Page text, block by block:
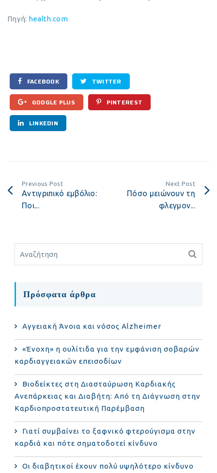
Πηγή: health.com
FACEBOOK TWITTER
GOOGLE PLUS PINTEREST
LINKEDIN
Previous Post
Αντιγριπικό εμβόλιο:
Ποι...
Next Post
Πόσο μειώνουν τη
φλεγμον...
Πρόσφατα άρθρα
Αγγειακή Άνοια και νόσος Alzheimer
«Ένοχη» η ουλίτιδα για την εμφάνιση σοβαρών
καρδιαγγειακών επεισοδίων
Βιοδείκτες στη Διασταύρωση Καρδιακής
Ανεπάρκειας και Διαβήτη: Από τη Διάγνωση στην
Καρδιοπροστατευτική Παρέμβαση
Γιατί συμβαίνει το ξαφνικό φτερούγισμα στην
καρδιά και πότε σηματοδοτεί κίνδυνο
Οι διαβητικοί έχουν πολύ υψηλότερο κίνδυνο